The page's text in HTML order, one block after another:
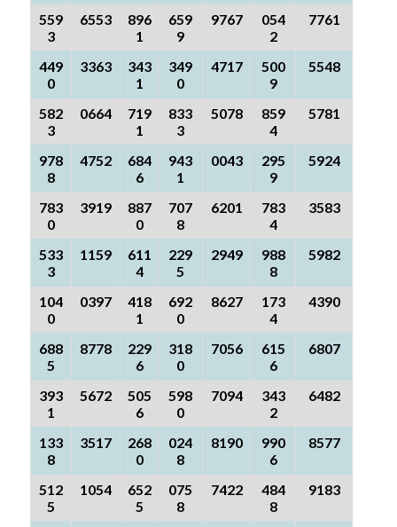
559
3
6553
896
1
659
9
9767
054
2
7761
449
0
3363
343
1
349
0
4717
500
9
5548
582
3
0664
719
1
833
3
5078
859
4
5781
978
8
4752
684
6
943
1
0043
295
9
5924
783
0
3919
887
0
707
8
6201
783
4
3583
533
3
1159
611
4
229
5
2949
988
8
5982
104
0
0397
418
1
692
0
8627
173
4
4390
688
5
8778
229
6
318
0
7056
615
6
6807
393
1
5672
505
6
598
0
7094
343
2
6482
133
8
3517
268
0
024
8
8190
990
6
8577
512
5
1054
652
5
075
8
7422
484
8
9183